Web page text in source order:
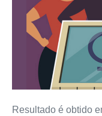
Resultado é obtido